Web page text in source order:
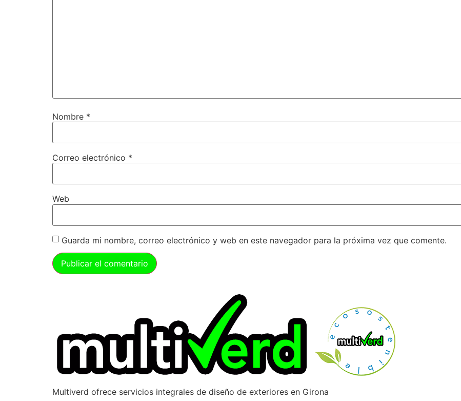
Nombre *
Correo electrónico *
Web
Guarda mi nombre, correo electrónico y web en este navegador para la próxima vez que comente.
Multiverd ofrece servicios integrales de diseño de exteriores en Girona